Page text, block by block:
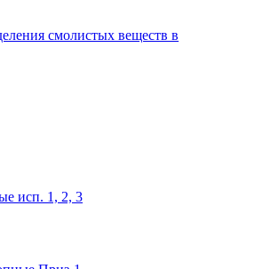
смолистых веществ в
исп. 1, 2, 3